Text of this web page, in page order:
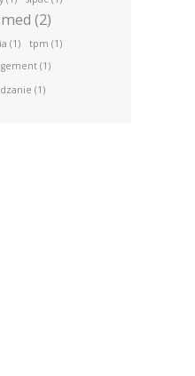
(2)
(1) tpm (1)
(1)
(1)